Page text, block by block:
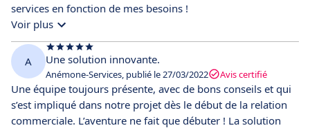
services en fonction de mes besoins !
Voir plus
A Une solution innovante.
Anémone-Services, publié le 27/03/2022 Avis certifié
Une équipe toujours présente, avec de bons conseils et qui
s’est impliqué dans notre projet dès le début de la relation
commerciale. L’aventure ne fait que débuter ! La solution